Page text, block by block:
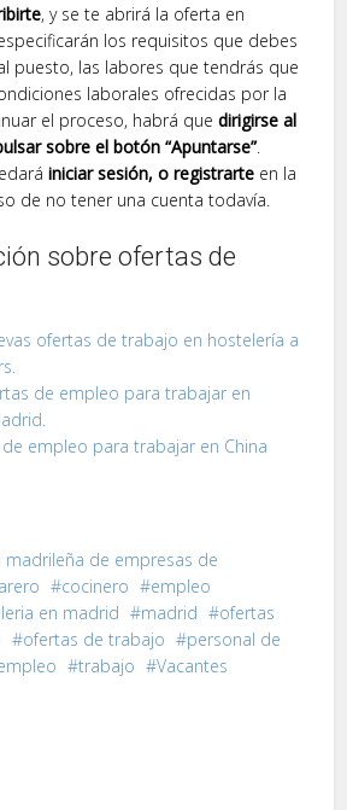
, y se te abrirá la oferta en
los requisitos que debes
puesto, las labores que tendrás que
laborales ofrecidas por la
el proceso, habrá quedirigirse al
sobre el botón “Apuntarse”.
iniciar sesión, o registrarte en la
de no tener una cuenta todavía.
sobre ofertas de
ofertas de trabajo en hostelería a
de empleo para trabajar en
empleo para trabajar en China
madrileña de empresas de
cocinero
empleo
en madrid madrid
ofertas
ofertas de trabajo
personal de
trabajo Vacantes